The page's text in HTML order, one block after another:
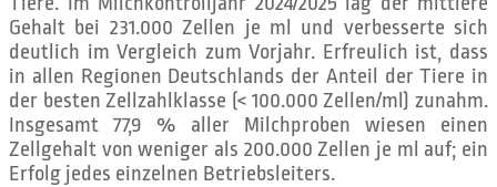
Gehalt bei 231.000 Zellen je ml und verbesserte sich
deutlich im Vergleich zum Vorjahr. Erfreulich ist, dass
in allen Regionen Deutschlands der Anteil der Tiere in
der besten Zellzahlklasse (< 100.000 Zellen/ml) zunahm.
Insgesamt 77,9 % aller Milchproben wiesen einen
Zellgehalt von weniger als 200.000 Zellen je ml auf; ein
Erfolg jedes einzelnen Betriebsleiters.